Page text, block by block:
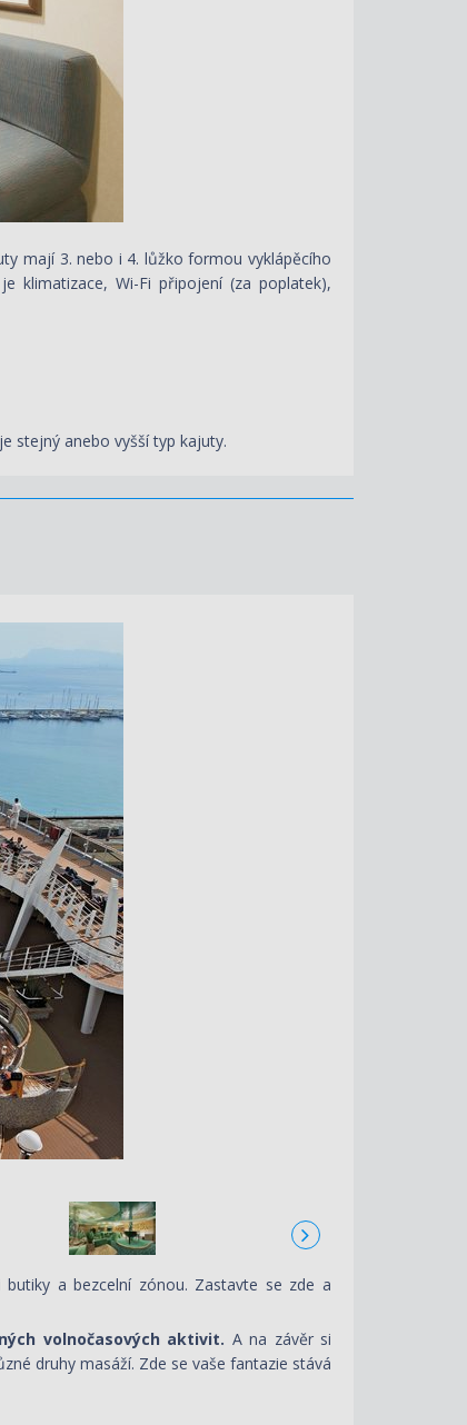
mají 3. nebo i 4. lůžko formou vyklápěcího
klimatizace, Wi-Fi připojení (za poplatek),
stejný anebo vyšší typ kajuty.
a bezcelní zónou. Zastavte se zde a
volnočasových aktivit. A na závěr si
druhy masáží. Zde se vaše fantazie stává